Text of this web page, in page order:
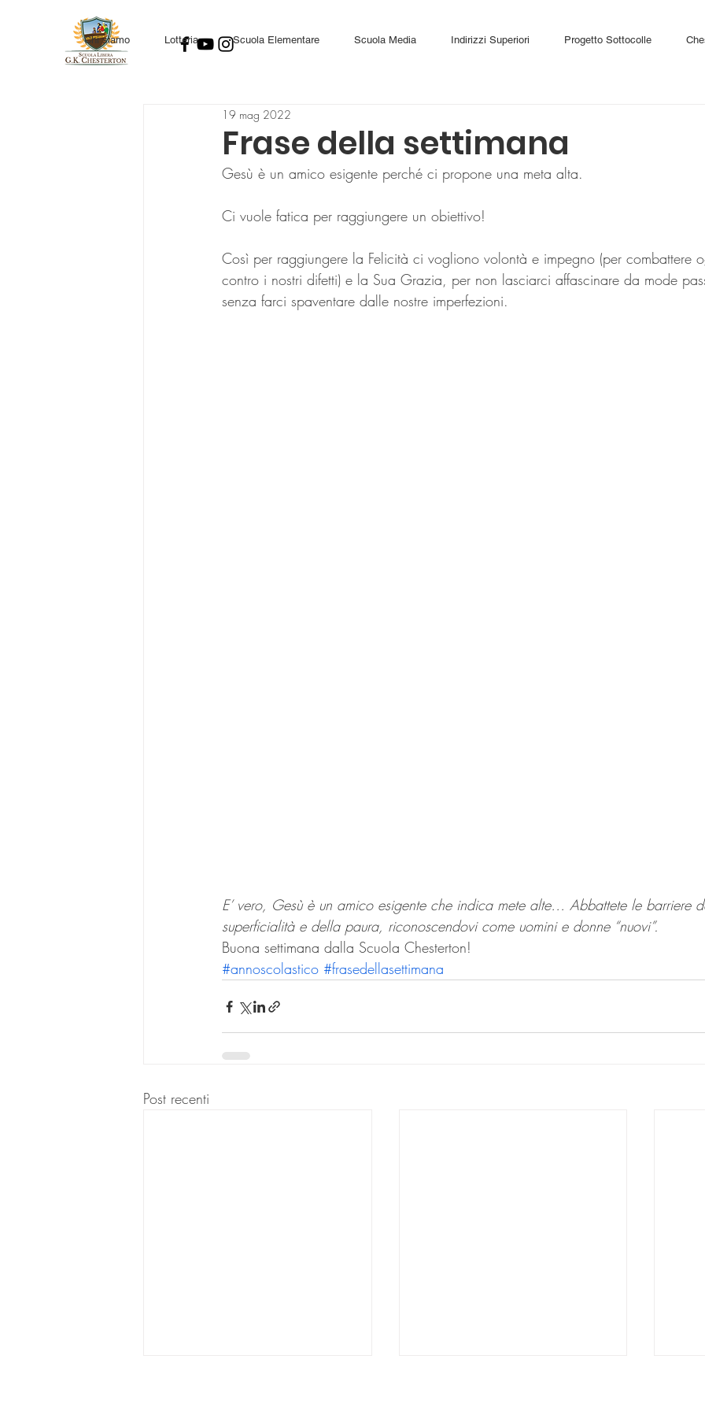
Chi siamo Lotteria Scuola Elementare Scuola Media Indirizzi Superiori Progetto Sottocolle
Frase della settimana
19 mag 2022
Gesù è un amico esigente perché ci propone una meta alta.
Ci vuole fatica per raggiungere un obiettivo!
Così per raggiungere la Felicità ci vogliono volontà e impegno (per combattere
contro i nostri difetti) e la Sua Grazia, per non lasciarci affascinare da mode
senza farci spaventare dalle nostre imperfezioni.
E’ vero, Gesù è un amico esigente che indica mete alte… Abbattete le barriere
superficialità e della paura, riconoscendovi come uomini e donne “nuovi”.
Buona settimana dalla Scuola Chesterton!
#annoscolastico #frasedellasettimana
Post recenti